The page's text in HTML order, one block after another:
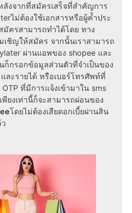
งจากที่สมัครเสร็จที่สำคัญการ
ไม่ต้องใช้เอกสารหรือผู้ค้ำประ
มัครสามารถทำได้โดย ทาง
เชิญให้สมัคร จากนั้นเราสามารถ
ผ่านแอพของ shopee และ
ก็กรอกข้อมูลส่วนตัวที่จำเป็นของ
และรายได้ หรือเบอร์โทรศัพท์ที่
ที่มีการแจ้งเข้ามาใน sms
ยงเท่านี้ก็จะสามารถผ่อนของ
โดยไม่ต้องเสียดอกเบี้ยผ่านสิน